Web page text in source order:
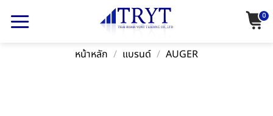
0
หน้าหลัก / แบรนด์ / AUGER